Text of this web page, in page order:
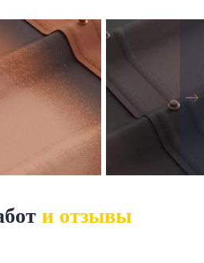
и отзывы